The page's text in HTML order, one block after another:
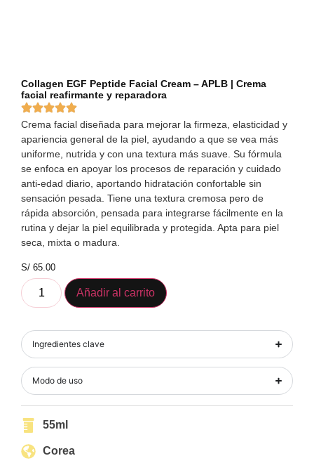
Collagen EGF Peptide Facial Cream – APLB | Crema
facial reafirmante y reparadora
Crema facial diseñada para mejorar la firmeza, elasticidad y
apariencia general de la piel, ayudando a que se vea más
uniforme, nutrida y con una textura más suave. Su fórmula
se enfoca en apoyar los procesos de reparación y cuidado
anti-edad diario, aportando hidratación confortable sin
sensación pesada. Tiene una textura cremosa pero de
rápida absorción, pensada para integrarse fácilmente en la
rutina y dejar la piel equilibrada y protegida. Apta para piel
seca, mixta o madura.
S/ 65.00
Añadir al carrito
Ingredientes clave
Modo de uso
55ml
Corea